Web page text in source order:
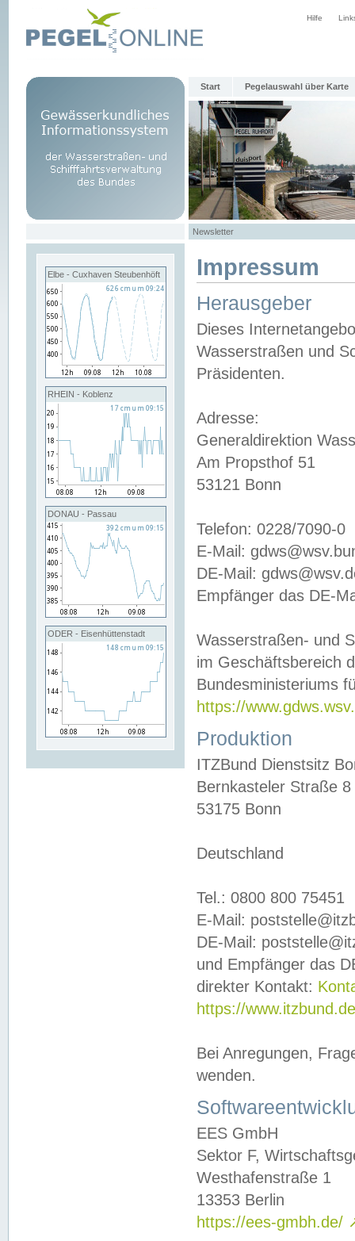
Hilfe
Start Pegelauswahl über Karte
Newsletter
Elbe - Cuxhaven Steubenhöft
RHEIN - Koblenz
DONAU - Passau
ODER - Eisenhüttenstadt
Impressum
Herausgeber
Dieses
Wasserstraßen und
Präsidenten.
Adresse:
Generaldirektion
Am Propsthof 51
53121 Bonn
Telefon: 0228/7090-0
E-Mail:
DE-Mail:
Empfänger das DE-
Wasserstraßen- und
im Geschäftsbereich
Bundesministeriums
https://
Produktion
ITZBund Dienstsitz
Bernkasteler Straße 8
53175 Bonn
Deutschland
Tel.: 0800 800 75451
E-Mail:
DE-Mail:
und Empfänger das
direkter Kontakt:
https://
Bei Anregungen,
wenden.
EES GmbH
Sektor F,
Westhafenstraße 1
13353 Berlin
https://ees-gmbh.de/